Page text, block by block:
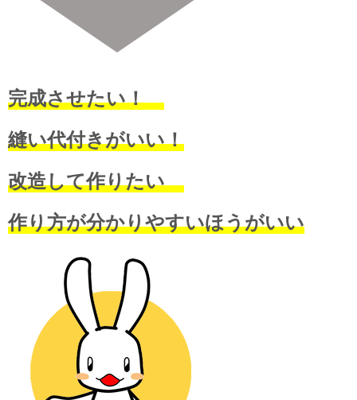
完成させたい！
縫い代付きがいい！
改造して作りたい
作り方が分かりやすいほうがいい